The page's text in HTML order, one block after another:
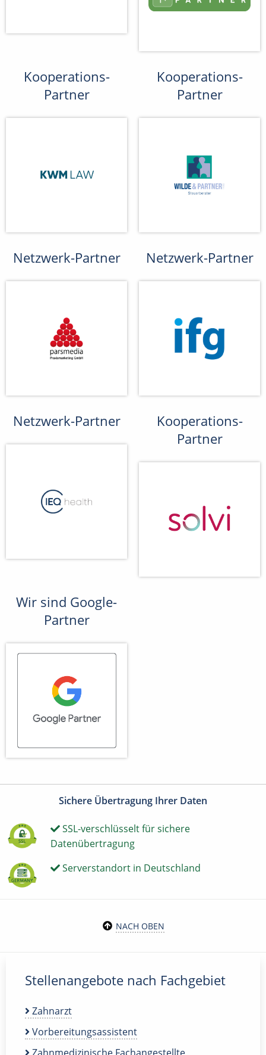
Kooperations-
Partner
Kooperations-
Partner
Netzwerk-Partner Netzwerk-Partner
Netzwerk-Partner
Kooperations-
Partner
Wir sind Google-
Partner
Sichere Übertragung Ihrer Daten
SSL-verschlüsselt für sichere
Datenübertragung
Serverstandort in Deutschland
NACH OBEN
Stellenangebote nach Fachgebiet
Zahnarzt
Vorbereitungsassistent